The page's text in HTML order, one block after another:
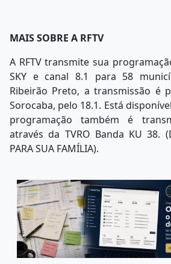
MAIS SOBRE A RFTV
A RFTV transmite sua
SKY e canal 8.1 para 58
Ribeirão Preto, a transmissão é
Sorocaba, pelo 18.1. Está
programação também é
através da TVRO Banda KU 38.
PARA SUA FAMÍLIA).